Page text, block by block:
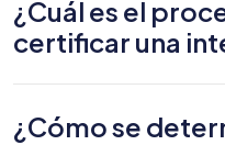
¿Cuál es el
certificar una
¿Cómo se